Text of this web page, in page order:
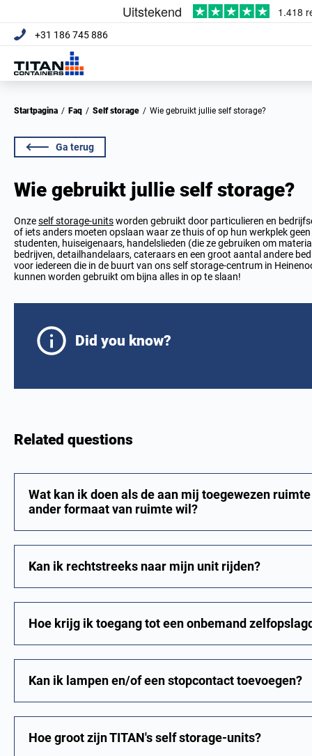
+31 186 745 886
Startpagina / Faq / Self storage / Wie gebruikt jullie self storage?
Ga terug
Wie gebruikt jullie self storage?
Onzeself storage-unitsworden gebruikt door particulieren en
of iets anders moeten opslaan waar ze thuis of op hun werkplek
studenten, huiseigenaars, handelslieden (die ze gebruiken om
bedrijven, detailhandelaars, cateraars en een groot aantal andere
voor iedereen die in de buurt van ons self storage-centrum in
kunnen worden gebruikt om bijna alles in op te slaan!
Did you know?
Related questions
Wat kan ik doen als de aan mij toegewezen
ander formaat van ruimte wil?
Kan ik rechtstreeks naar mijn unit rijden?
Hoe krijg ik toegang tot een onbemand
Kan ik lampen en/of een stopcontact toevoegen?
Hoe groot zijn TITAN's self storage-units?